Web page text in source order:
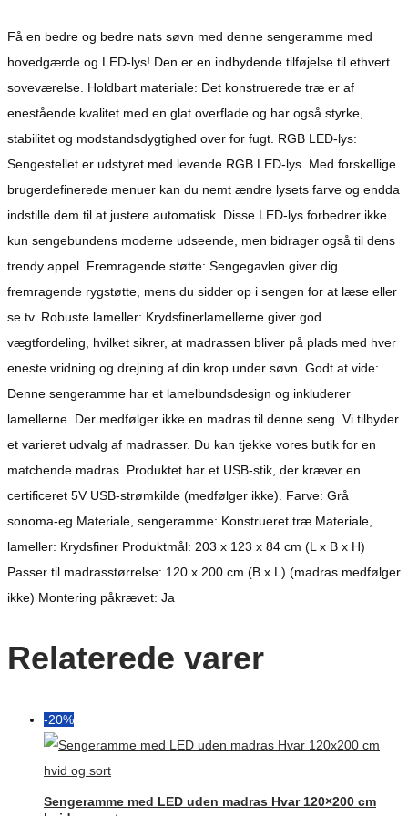
Få en bedre og bedre nats søvn med denne sengeramme med
hovedgærde og LED-lys! Den er en indbydende tilføjelse til ethvert
soveværelse. Holdbart materiale: Det konstruerede træ er af
enestående kvalitet med en glat overflade og har også styrke,
stabilitet og modstandsdygtighed over for fugt. RGB LED-lys:
Sengestellet er udstyret med levende RGB LED-lys. Med forskellige
brugerdefinerede menuer kan du nemt ændre lysets farve og endda
indstille dem til at justere automatisk. Disse LED-lys forbedrer ikke
kun sengebundens moderne udseende, men bidrager også til dens
trendy appel. Fremragende støtte: Sengegavlen giver dig
fremragende rygstøtte, mens du sidder op i sengen for at læse eller
se tv. Robuste lameller: Krydsfinerlamellerne giver god
vægtfordeling, hvilket sikrer, at madrassen bliver på plads med hver
eneste vridning og drejning af din krop under søvn. Godt at vide:
Denne sengeramme har et lamelbundsdesign og inkluderer
lamellerne. Der medfølger ikke en madras til denne seng. Vi tilbyder
et varieret udvalg af madrasser. Du kan tjekke vores butik for en
matchende madras. Produktet har et USB-stik, der kræver en
certificeret 5V USB-strømkilde (medfølger ikke). Farve: Grå
sonoma-eg Materiale, sengeramme: Konstrueret træ Materiale,
lameller: Krydsfiner Produktmål: 203 x 123 x 84 cm (L x B x H)
Passer til madrasstørrelse: 120 x 200 cm (B x L) (madras medfølger
ikke) Montering påkrævet: Ja
Relaterede varer
-20%
Sengeramme med LED uden madras Hvar 120×200 cm